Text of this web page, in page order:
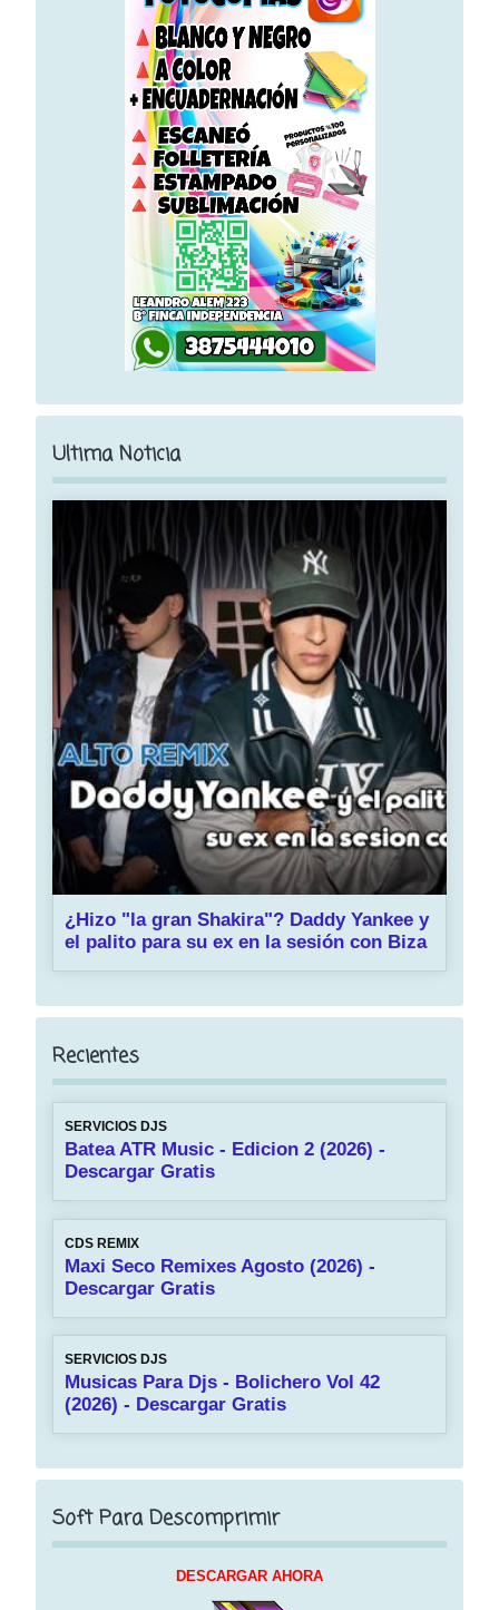
Ultima Noticia
¿Hizo "la gran Shakira"? Daddy Yankee y
el palito para su ex en la sesión con Biza
Recientes
SERVICIOS DJS
Batea ATR Music - Edicion 2 (2026) -
Descargar Gratis
CDS REMIX
Maxi Seco Remixes Agosto (2026) -
Descargar Gratis
SERVICIOS DJS
Musicas Para Djs - Bolichero Vol 42
(2026) - Descargar Gratis
Soft Para Descomprimir
DESCARGAR AHORA